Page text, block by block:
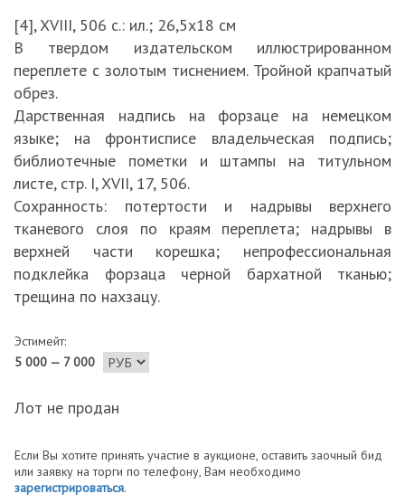
[4], XVIII, 506 с.: ил.; 26,5х18 см
В твердом издательском иллюстрированном
переплете с золотым тиснением. Тройной крапчатый
обрез.
Дарственная надпись на форзаце на немецком
языке; на фронтисписе владельческая подпись;
библиотечные пометки и штампы на титульном
листе, стр. I, XVII, 17, 506.
Сохранность: потертости и надрывы верхнего
тканевого слоя по краям переплета; надрывы в
верхней части корешка; непрофессиональная
подклейка форзаца черной бархатной тканью;
трещина по нахзацу.
Эстимейт:
5 000 — 7 000
Лот не продан
Если Вы хотите принять участие в аукционе, оставить заочный бид
или заявку на торги по телефону, Вам необходимо
зарегистрироваться.